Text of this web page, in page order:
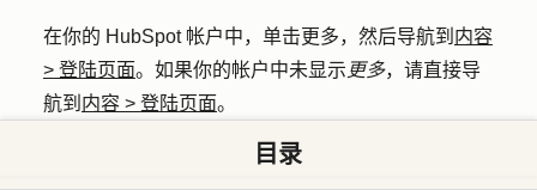
在你的 HubSpot 帐户中，单击更多，然后导航到 内容
> 登陆页面。如果你的帐户中未显示 更多，请直接导
航到 内容 > 登陆页面。
个人照片，将鼠标悬停在
目录